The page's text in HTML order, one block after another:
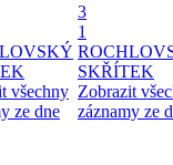
všechny
ze dne
3
1
SKŘÍTEK
Zobrazit
záznamy ze